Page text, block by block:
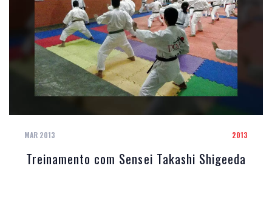
MAR 2013 2013
Treinamento com Sensei Takashi Shigeeda